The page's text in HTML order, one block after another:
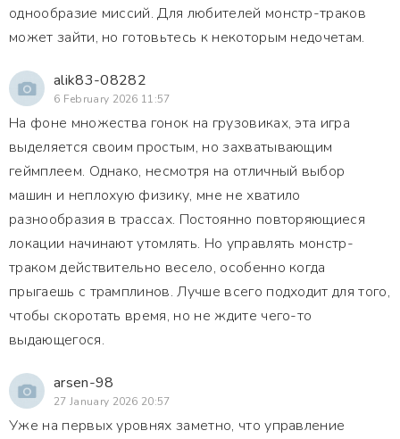
однообразие миссий. Для любителей монстр-траков
может зайти, но готовьтесь к некоторым недочетам.
alik83-08282
6 February 2026 11:57
На фоне множества гонок на грузовиках, эта игра
выделяется своим простым, но захватывающим
геймплеем. Однако, несмотря на отличный выбор
машин и неплохую физику, мне не хватило
разнообразия в трассах. Постоянно повторяющиеся
локации начинают утомлять. Но управлять монстр-
траком действительно весело, особенно когда
прыгаешь с трамплинов. Лучше всего подходит для того,
чтобы скоротать время, но не ждите чего-то
выдающегося.
arsen-98
27 January 2026 20:57
Уже на первых уровнях заметно, что управление